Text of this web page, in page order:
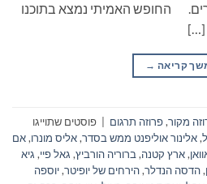
נהדרים. החופש האמיתי נמצא בתוכנו
[…]
קריאה →
מקור,פרוזה תרגום
פוסטים שתוייגו
,אלינור אוליפנט ממש בסדר,אליס מונרו,אם
,ארץ קטנה, ברוריה הורביץ, גאל פיי, גיא
,הדסה הנדלר,הירחים של יופיטר,יוספה